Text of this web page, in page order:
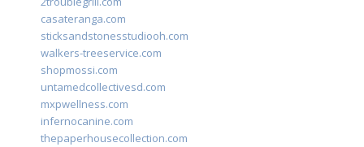
casateranga.com
sticksandstonesstudiooh.com
walkers-treeservice.com
shopmossi.com
untamedcollectivesd.com
mxpwellness.com
infernocanine.com
thepaperhousecollection.com